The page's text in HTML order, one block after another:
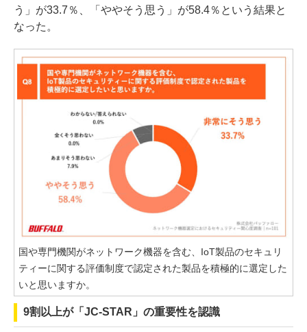
う」が33.7％、「ややそう思う」が58.4％という結果と
なった。
国や専門機関がネットワーク機器を含む、IoT製品のセキュリ
ティーに関する評価制度で認定された製品を積極的に選定した
いと思いますか。
9割以上が「JC-STAR」の重要性を認識